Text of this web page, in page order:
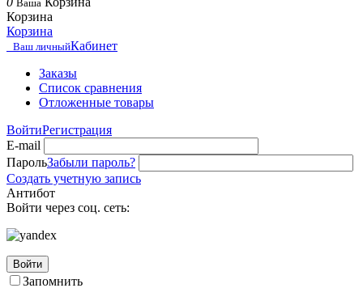
Ваша
Корзина
Корзина
Ваш личныйКабинет
Заказы
Список сравнения
Отложенные товары
ВойтиРегистрация
E-mail
ПарольЗабыли пароль?
Создать учетную запись
Антибот
Войти через соц. сеть:
Войти
Запомнить